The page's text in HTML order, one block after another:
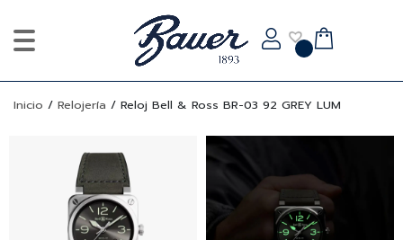
Inicio / Relojería / Reloj Bell & Ross BR-03 92 GREY LUM